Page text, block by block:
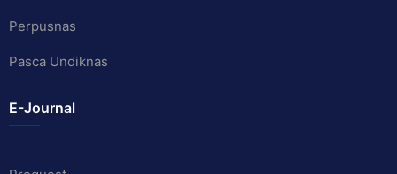
Perpusnas
Pasca Undiknas
E-Journal